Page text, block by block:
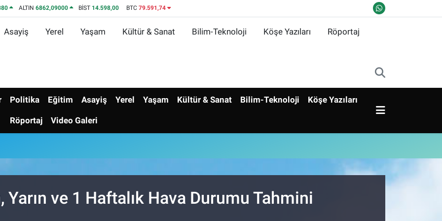
ALTIN 6862,09000 BİST 14.598,00 BTC 79.591,74
Asayiş Yerel Yaşam Kültür & Sanat Bilim-Teknoloji Köşe Yazıları Röportaj
Politika Eğitim Asayiş Yerel Yaşam Kültür & Sanat Bilim-Teknoloji Köşe Yazıları
Röportaj Video Galeri
Yarın ve 1 Haftalık Hava Durumu Tahmini